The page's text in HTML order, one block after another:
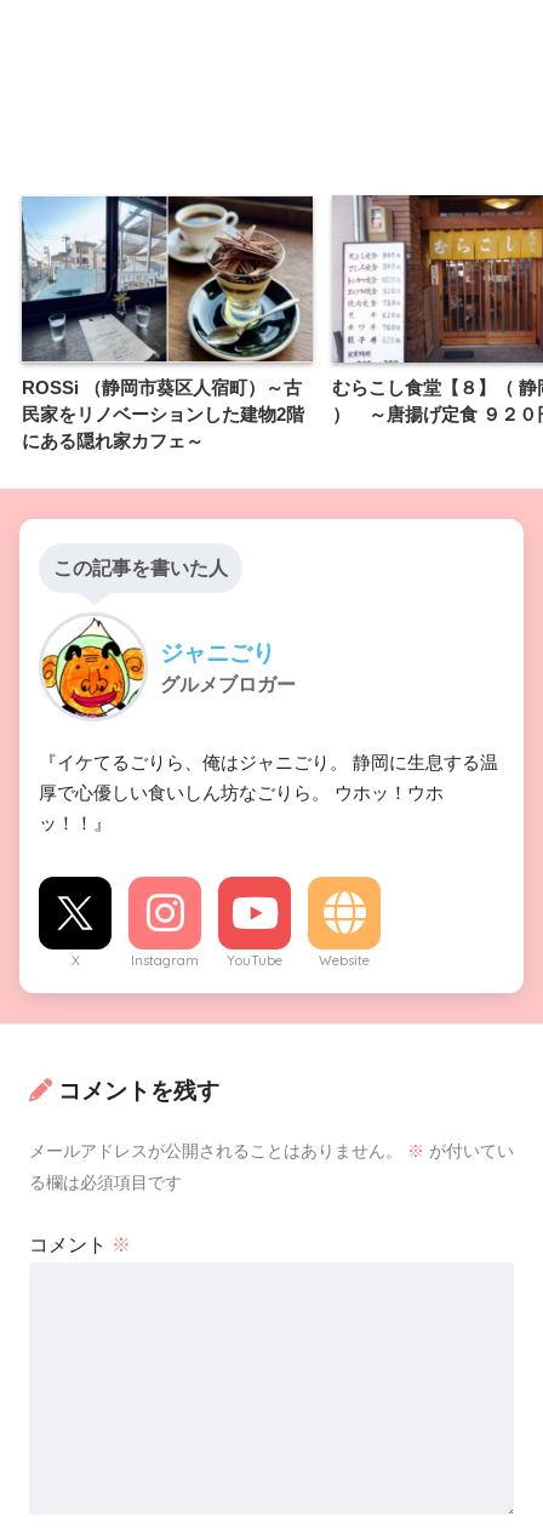
ROSSi （静岡市葵区人宿町）～古
民家をリノベーションした建物2階
にある隠れ家カフェ～
むらこし食堂【８】（ 静
） ～唐揚げ定食 ９２０
この記事を書いた人
ジャニごり
グルメブロガー
『イケてるごりら、俺はジャニごり。 静岡に生息する温
厚で心優しい食いしん坊なごりら。 ウホッ！ウホ
ッ！！』
X Instagram YouTube Website
コメントを残す
メールアドレスが公開されることはありません。 ※ が付いてい
る欄は必須項目です
コメント ※